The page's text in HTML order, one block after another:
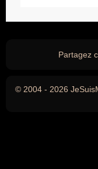
Partagez
© 2004 - 2026